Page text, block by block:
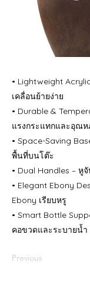
• Lightweight
เคลื่อนย้ายง่าย
• Durable &
แรงกระแทกและอุณห
• Space-Saving
พื้นที่บนโต๊ะ
• Dual Handles – หู
• Elegant Ebony
Ebony เรียบหรู
• Smart Bottle
คอขวดและระบายน้ำ
Previous